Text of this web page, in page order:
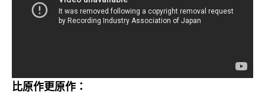
比原作更原作：